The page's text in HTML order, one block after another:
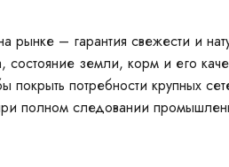
– гарантия свежести и
земли, корм и его
потребности крупных
полном следовании